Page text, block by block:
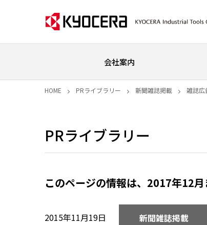
会社案内
HOME PRライブラリー 新聞雑誌掲載 雑誌
PRライブラリー
このページの情報は、2017年12月
2015年11月19日 新聞雑誌掲載